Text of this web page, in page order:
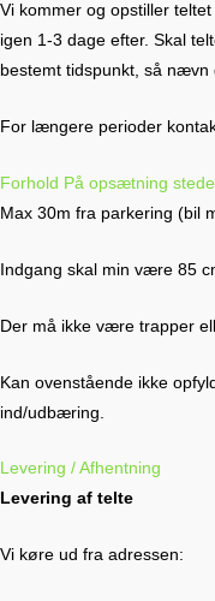
Vi kommer og opstiller
igen 1-3 dage efter. Skal
bestemt tidspunkt, så nævn
For længere perioder
Forhold På opsætning
Max 30m fra parkering (bil
Indgang skal min være 85
Der må ikke være trapper
Kan ovenstående ikke
ind/udbæring.
Levering / Afhentning
Levering af telte
Vi køre ud fra adressen: